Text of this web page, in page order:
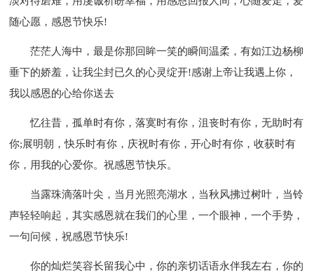
随心愿，感恩节快乐!
茫茫人海中，最是你那回眸一笑的瞬间温柔，有如江边杨柳
垂下的娇羞，让我尘封已久的心灵绽开!感谢上帝让我遇上你，
我以感恩的心给你送去
忆往昔，孤单时有你，落寞时有你，沮丧时有你，无助时有
你;展明朝，快乐时有你，庆祝时有你，开心时有你，收获时有
你，用我的心爱你。祝感恩节快乐。
当露珠滴落叶尖，当月光照亮湖水，当秋风拂过树叶，当铃
声轻轻响起，其实感恩就在我们的心里，一个眼神，一个手势，
一句问候，祝感恩节快乐!
你的灿烂笑容长留我心中，你的亲切话语永伴我左右，你的